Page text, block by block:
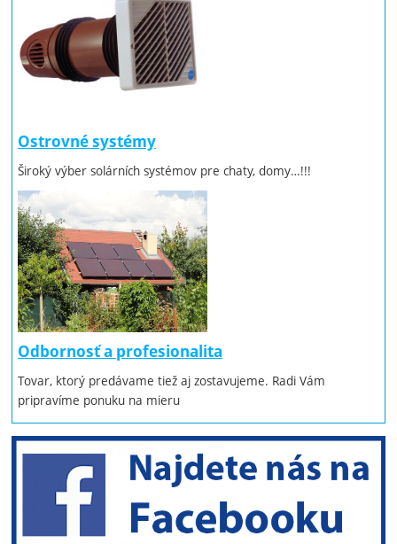
Ostrovné systémy
Široký výber solárních systémov pre chaty, domy…!!!
Odbornosť a profesionalita
Tovar, ktorý predávame tiež aj zostavujeme. Radi Vám
pripravíme ponuku na mieru